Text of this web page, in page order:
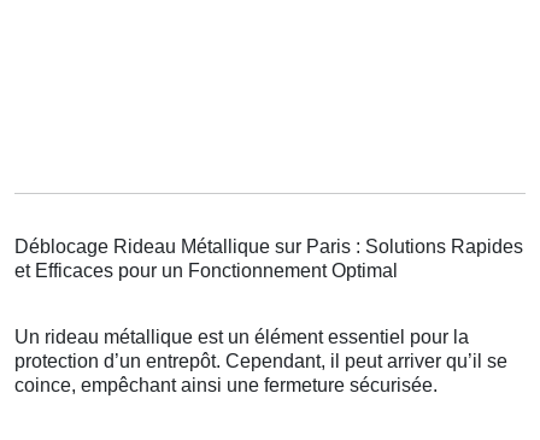
Déblocage Rideau Métallique sur Paris : Solutions Rapides
et Efficaces pour un Fonctionnement Optimal
Un rideau métallique est un élément essentiel pour la
protection d’un entrepôt. Cependant, il peut arriver qu’il se
coince, empêchant ainsi une fermeture sécurisée.